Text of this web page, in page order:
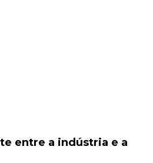
entre a indústria e a